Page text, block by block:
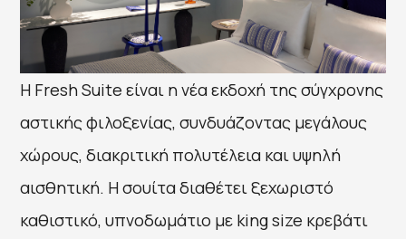
Η Fresh Suite είναι η νέα εκδοχή της σύγχρονης
αστικής φιλοξενίας, συνδυάζοντας μεγάλους
χώρους, διακριτική πολυτέλεια και υψηλή
αισθητική. Η σουίτα διαθέτει ξεχωριστό
καθιστικό, υπνοδωμάτιο με king size κρεβάτι